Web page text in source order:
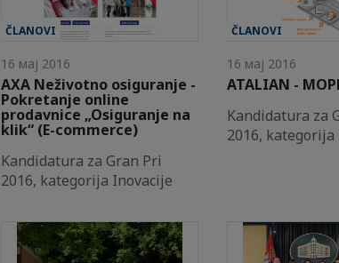
ČLANOVI
16 мај 2016
AXA Neživotno osiguranje -
Pokretanje online
prodavnice „Osiguranje na
klik“ (E-commerce)
Kandidatura za Gran Pri
2016, kategorija Inovacije
ČLANOVI
16 мај 2016
ATALIAN -
Kandidatura za
2016,